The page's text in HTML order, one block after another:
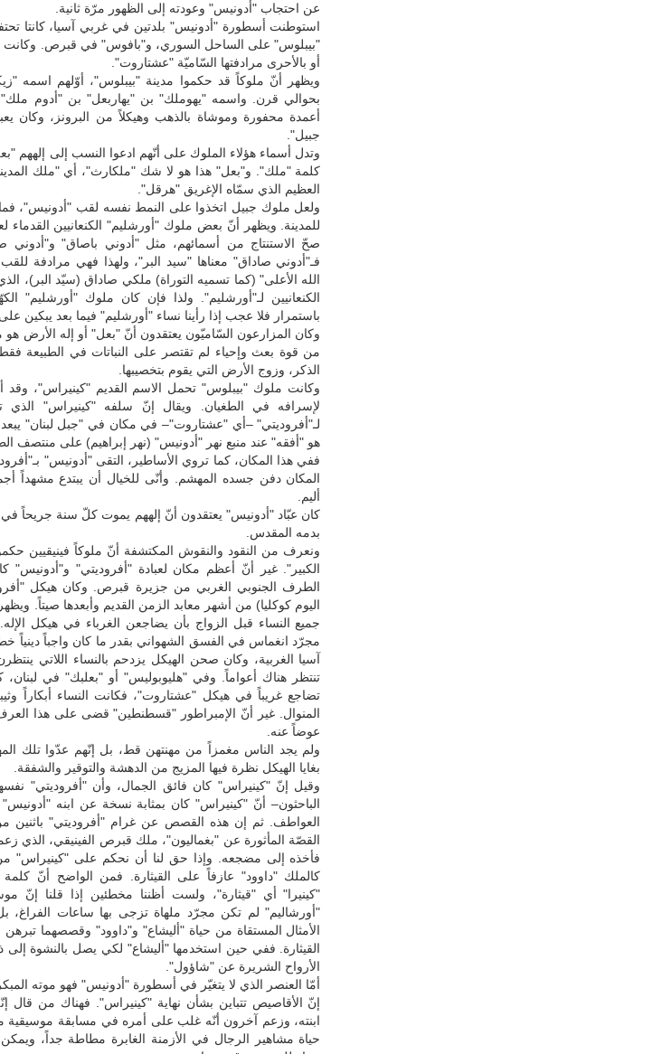
عن احتجاب "أدونيس" وعودته إلى الظهور مرّة ثانية.
استوطنت أسطورة "أدونيس" بلدتين في غربي آسيا، كانتا
"بيبلوس" على الساحل السوري، و"بافوس" في قبرص. وكانت
أو بالأحرى مرادفتها السّاميّة "عشتاروت".
ويظهر أنّ ملوكاً قد حكموا مدينة "بيبلوس"، أوّلهم اسمه
بحوالي قرن. واسمه "يهوملك" بن "يهاربعل" بن "أدوم ملك"
أعمدة محفورة وموشاة بالذهب وهيكلاً من البرونز، وكان
جبيل".
وتدل أسماء هؤلاء الملوك على أنّهم ادعوا النسب إلى إلههم
كلمة "ملك". و"بعل" هذا هو لا شك "ملكارث"، أي "ملك
العظيم الذي سمّاه الإغريق "هرقل".
ولعل ملوك جبيل اتخذوا على النمط نفسه لقب "أدونيس"، فما
للمدينة. ويظهر أنّ بعض ملوك "أورشليم" الكنعانيين القدماء
صحّ الاستنتاج من أسمائهم، مثل "أدوني باصاق" و"أدوني
فـ"أدوني صاداق" معناها "سيد البر"، ولهذا فهي مرادفة
الله الأعلى" (كما تسميه التوراة) ملكي صاداق (سيّد البر)،
الكنعانيين لـ"أورشليم". ولذا فإن كان ملوك "أورشليم"
باستمرار فلا عجب إذا رأينا نساء "أورشليم" فيما بعد يبكين
وكان المزارعون السّاميّون يعتقدون أنّ "بعل" أو إله الأرض هو
من قوة بعث وإحياء لم تقتصر على النباتات في الطبيعة
الذكر، وزوج الأرض التي يقوم بتخصيبها.
وكانت ملوك "بيبلوس" تحمل الاسم القديم "كينيراس"،
لإسرافه في الطغيان. ويقال إنّ سلفه "كينيراس" الذي
لـ"أفروديتي" –أي "عشتاروت"– في مكان في "جبل لبنان"
هو "أفقه" عند منبع نهر "أدونيس" (نهر إبراهيم) على منتصف
ففي هذا المكان، كما تروي الأساطير، التقى "أدونيس"
المكان دفن جسده المهشم. وأنّى للخيال أن يبتدع
أليم.
كان عبّاد "أدونيس" يعتقدون أنّ إلههم يموت كلّ سنة جريحاً
بدمه المقدس.
ونعرف من النقود والنقوش المكتشفة أنّ ملوكاً فينيقيين
الكبير". غير أنّ أعظم مكان لعبادة "أفروديتي"
الطرف الجنوبي الغربي من جزيرة قبرص. وكان هيكل
اليوم كوكليا) من أشهر معابد الزمن القديم وأبعدها صيتاً.
جميع النساء قبل الزواج بأن يضاجعن الغرباء في هيكل
مجرّد انغماس في الفسق الشهواني بقدر ما كان واجباً دينياً
آسيا الغربية، وكان صحن الهيكل يزدحم بالنساء اللاتي
تنتظر هناك أعواماً. وفي "هليوبوليس" أو "بعلبك" في
تضاجع غريباً في هيكل "عشتاروت"، فكانت النساء أبكاراً
المنوال. غير أنّ الإمبراطور "قسطنطين" قضى على هذا
عوضاً عنه.
ولم يجد الناس مغمزاً من مهنتهن قط، بل إنّهم عدّوا تلك
بغايا الهيكل نظرة فيها المزيج من الدهشة والتوقير والشفقة.
وقيل إنّ "كينيراس" كان فائق الجمال، وأن "أفروديتي"
الباحثون– أنّ "كينيراس" كان بمثابة نسخة عن ابنه "أدونيس"
العواطف. ثم إن هذه القصص عن غرام "أفروديتي" باثنين
القصّة المأثورة عن "بغماليون"، ملك قبرص الفينيقي، الذي
فأخذه إلى مضجعه. وإذا حق لنا أن نحكم على "كينيراس"
كالملك "داوود" عازفاً على القيثارة. فمن الواضح أنّ كلمة
"كينيرا" أي "قيثارة"، ولست أظننا مخطئين إذا قلنا إنّ
"أورشاليم" لم تكن مجرّد ملهاة تزجى بها ساعات الفراغ،
الأمثال المستقاة من حياة "أليشاع" و"داوود" وقصصهما
القيثارة. ففي حين استخدمها "أليشاع" لكي يصل بالنشوة إلى
الأرواح الشريرة عن "شاؤول".
أمّا العنصر الذي لا يتغيّر في أسطورة "أدونيس" فهو موته
إنّ الأقاصيص تتباين بشأن نهاية "كينيراس". فهناك من
ابنته، وزعم آخرون أنّه غلب على أمره في مسابقة موسيقية
حياة مشاهير الرجال في الأزمنة الغابرة مطاطة جداً،